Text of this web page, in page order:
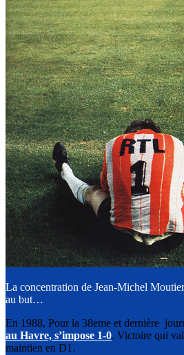
La concentration de Jean-Michel
au but…
En 1988, Pour la 38eme et dernière
au Havre, s’impose 1-0. Victoire qui
maintien en D1.